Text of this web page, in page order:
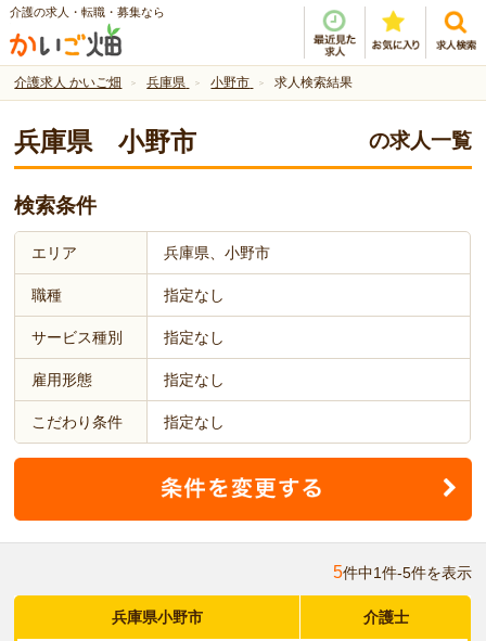
介護の求人・転職・募集なら
介護求人 かいご畑 兵庫県 小野市 求人検索結果
兵庫県 小野市 の求人一覧
検索条件
エリア 兵庫県、小野市
職種 指定なし
サービス種別 指定なし
雇用形態 指定なし
こだわり条件 指定なし
5件中1件-5件を表示
兵庫県小野市 介護士